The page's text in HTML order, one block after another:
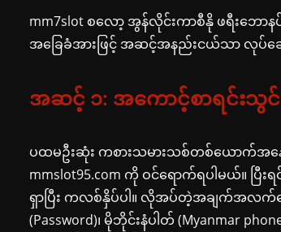
mm7slot စလော့ အွန်လိုင်းကာစီနို ဖရီးဘေ
အခြေခံအားဖြင့် အဆင့်အနည်းငယ်သာ လုပ်
အဆင့် ၁: အကောင့်စာရင်းသွင်း
ပထမဦးဆုံး ကစားသမားသစ်တစ်ယောက်အန
mmslot95.com ကို ဝင်ရောက်ရပါမယ်။ ပြီ
ရှာပြီး ကလစ်နှိပ်ပါ။ လိုအပ်တဲ့အချက်အလက်
(Password)၊ မိုဘိုင်းနံပါတ် (Myanmar